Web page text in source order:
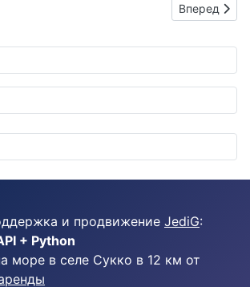
лифт-ап для Nissan X-Trail: новые
Следующий:
Вперед
и продвижение JediG:
+ Python
море в селе Сукко в 12 км от